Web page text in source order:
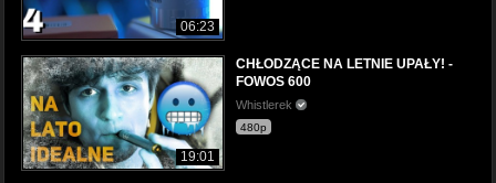
06:23
19:01
CHŁODZĄCE NA LETNIE UPAŁY! -
FOWOS 600
Whistlerek
480p